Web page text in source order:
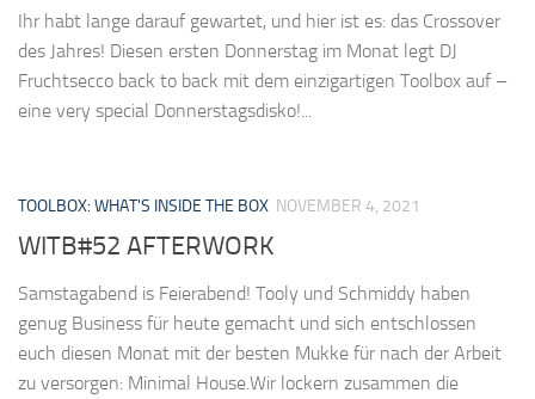
Ihr habt lange darauf gewartet, und hier ist es: das Crossover
des Jahres! Diesen ersten Donnerstag im Monat legt DJ
Fruchtsecco back to back mit dem einzigartigen Toolbox auf –
eine very special Donnerstagsdisko!...
TOOLBOX: WHAT'S INSIDE THE BOX NOVEMBER 4, 2021
WITB#52 AFTERWORK
Samstagabend is Feierabend! Tooly und Schmiddy haben
genug Business für heute gemacht und sich entschlossen
euch diesen Monat mit der besten Mukke für nach der Arbeit
zu versorgen: Minimal House.Wir lockern zusammen die